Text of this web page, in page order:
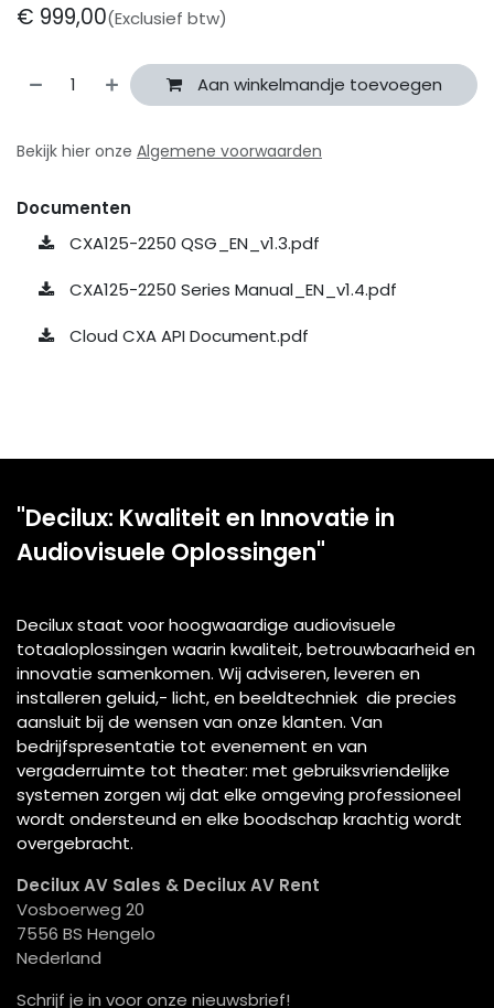
€ 999,00(Exclusief btw)
Aan winkelmandje toevoegen
Bekijk hier onze Algemene voorwaarden
Documenten
CXA125-2250 QSG_EN_v1.3.pdf
CXA125-2250 Series Manual_EN_v1.4.pdf
Cloud CXA API Document.pdf
"Decilux: Kwaliteit en Innovatie in
Audiovisuele Oplossingen"
Decilux staat voor hoogwaardige audiovisuele
totaaloplossingen waarin kwaliteit, betrouwbaarheid en
innovatie samenkomen. Wij adviseren, leveren en
installeren geluid,- licht, en beeldtechniek die precies
aansluit bij de wensen van onze klanten. Van
bedrijfspresentatie tot evenement en van
vergaderruimte tot theater: met gebruiksvriendelijke
systemen zorgen wij dat elke omgeving professioneel
wordt ondersteund en elke boodschap krachtig wordt
overgebracht.
Decilux AV Sales & Decilux AV Rent
Vosboerweg 20
7556 BS Hengelo
Nederland
Schrijf je in voor onze nieuwsbrief!